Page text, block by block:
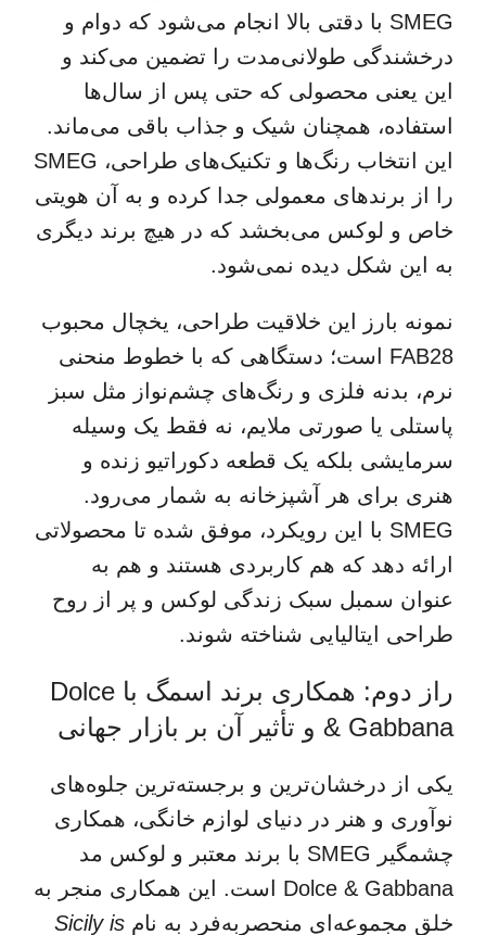
SMEG با دقتی بالا انجام می‌شود که دوام و
درخشندگی طولانی‌مدت را تضمین می‌کند و
این یعنی محصولی که حتی پس از سال‌ها
استفاده، همچنان شیک و جذاب باقی می‌ماند.
این انتخاب رنگ‌ها و تکنیک‌های طراحی، SMEG
را از برندهای معمولی جدا کرده و به آن هویتی
خاص و لوکس می‌بخشد که در هیچ برند دیگری
به این شکل دیده نمی‌شود.
نمونه بارز این خلاقیت طراحی، یخچال محبوب
FAB28 است؛ دستگاهی که با خطوط منحنی
نرم، بدنه فلزی و رنگ‌های چشم‌نواز مثل سبز
پاستلی یا صورتی ملایم، نه فقط یک وسیله
سرمایشی بلکه یک قطعه دکوراتیو زنده و
هنری برای هر آشپزخانه به شمار می‌رود.
SMEG با این رویکرد، موفق شده تا محصولاتی
ارائه دهد که هم کاربردی هستند و هم به
عنوان سمبل سبک زندگی لوکس و پر از روح
طراحی ایتالیایی شناخته شوند.
راز دوم: همکاری برند اسمگ با Dolce
& Gabbana و تأثیر آن بر بازار جهانی
یکی از درخشان‌ترین و برجسته‌ترین جلوه‌های
نوآوری و هنر در دنیای لوازم خانگی، همکاری
چشمگیر SMEG با برند معتبر و لوکس مد
Dolce & Gabbana است. این همکاری منجر به
خلق مجموعه‌ای منحصربه‌فرد به نام Sicily is